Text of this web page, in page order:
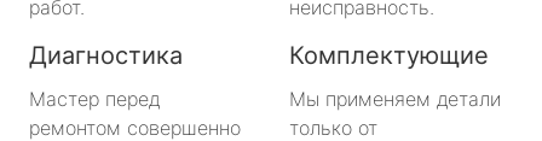
работ.
неисправность.
Диагностика
Мастер перед
ремонтом совершенно
Комплектующие
Мы применяем детали
только от